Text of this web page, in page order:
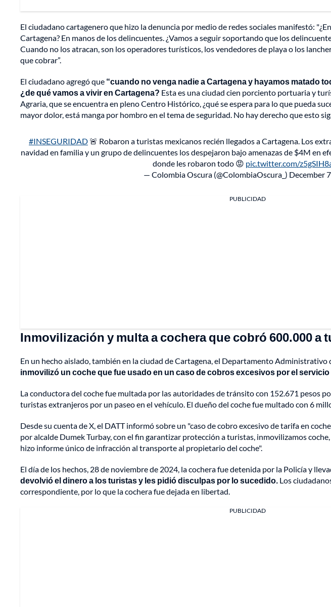
El ciudadano cartagenero que hizo la denuncia por medio de redes sociales manifestó:
Cartagena? En manos de los delincuentes. ¿Vamos a seguir soportando que los
Cuando no los atracan, son los operadores turísticos, los vendedores de playa o los
que cobrar”.
El ciudadano agregó que “cuando no venga nadie a Cartagena y hayamos matado
¿de qué vamos a vivir en Cartagena? Esta es una ciudad cien porciento portuaria y
Agraria, que se encuentra en pleno Centro Histórico, ¿qué se espera para lo que pueda
mayor dolor, está manga por hombro en el tema de seguridad. No hay derecho que esto
#INSEGURIDAD 🚨 Robaron a turistas mexicanos recién llegados a Cartagena. Los
navidad en familia y un grupo de delincuentes los despejaron bajo amenazas de $4M en
donde les robaron todo 😡 pic.twitter.com/
— Colombia Oscura (@ColombiaOscura_) December
PUBLICIDAD
Inmovilización y multa a cochera que cobró 600.000 a
En un hecho aislado, también en la ciudad de Cartagena, el Departamento Administrativo
inmovilizó un coche que fue usado en un caso de cobros excesivos por el
La conductora del coche fue multada por las autoridades de tránsito con 152.671 pesos
turistas extranjeros por un paseo en el vehículo. El dueño del coche fue multado con 6
Desde su cuenta de X, el DATT informó sobre un "caso de cobro excesivo de tarifa en
por alcalde Dumek Turbay, con el fin garantizar protección a turistas, inmovilizamos
hizo informe único de infracción al transporte al propietario del coche".
El día de los hechos, 28 de noviembre de 2024, la cochera fue detenida por la Policía y
devolvió el dinero a los turistas y les pidió disculpas por lo sucedido. Los
correspondiente, por lo que la cochera fue dejada en libertad.
PUBLICIDAD